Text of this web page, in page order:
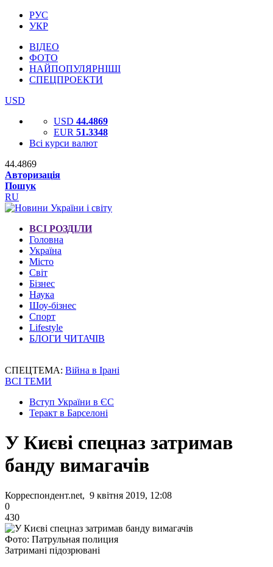
РУС
УКР
ВІДЕО
ФОТО
НАЙПОПУЛЯРНІШІ
СПЕЦПРОЕКТИ
USD
USD 44.4869
EUR 51.3348
Всі курси валют
44.4869
Авторизація
Пошук
RU
ВСІ РОЗДІЛИ
Головна
Україна
Місто
Світ
Бізнес
Наука
Шоу-бізнес
Спорт
Lifestyle
БЛОГИ ЧИТАЧІВ
СПЕЦТЕМА: Війна в Ірані
ВСІ ТЕМИ
Вступ України в ЄС
Теракт в Барселоні
У Києві спецназ затримав
банду вимагачів
Корреспондент.net, 9 квітня 2019, 12:08
0
430
Фото: Патрульная полиция
Затримані підозрювані